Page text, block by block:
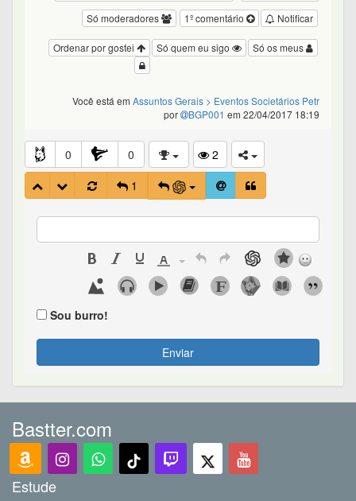
Notificar
1º comentário
Só moderadores
Só os meus
Só quem eu sigo
Ordenar por gostei
Você está em Assuntos Gerais > Eventos Societários Petr
por
BGP001 em 22/04/2017 18:19
0 0
2
1
Sou burro!
Enviar
Bastter.com
Estude